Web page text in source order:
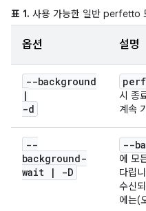
표 1. 사용 가능한 일반 perfetto
옵션 설명
--background
|
-d
시 종
계속
--
background-
wait
| -D
--
에 모
다립
수신
에는(